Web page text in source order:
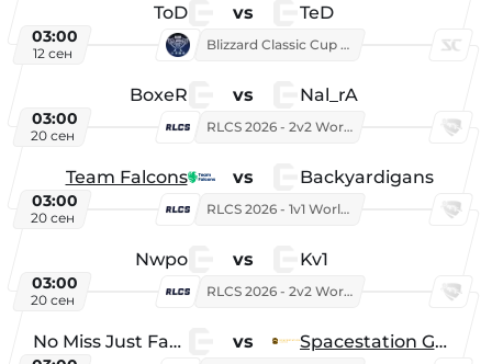
ToD vs TeD
03:00
12 сен
Blizzard Classic Cup 2026
BoxeR vs Nal_rA
03:00
20 сен
RLCS 2026 - 2v2 World Championship
Team Falcons vs Backyardigans
03:00
20 сен
RLCS 2026 - 1v1 World Championship
Nwpo vs Kv1
03:00
20 сен
RLCS 2026 - 2v2 World Championship
No Miss Just Fake vs Spacestation Gaming